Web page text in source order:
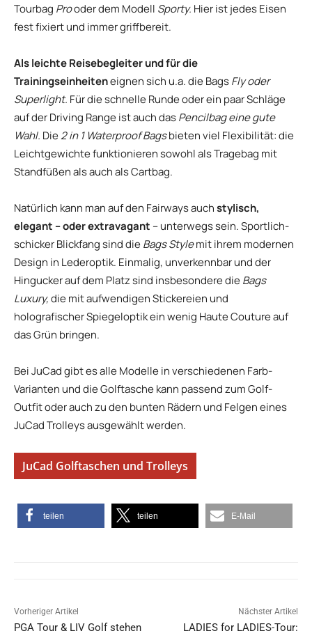
Tourbag Prooder dem Modell Sporty. Hier ist jedes Eisen
fest fixiert und immer griffbereit.
Als leichte Reisebegleiter und für die
Trainingseinheiteneignen sich u.a. die BagsFly oder
Superlight. Für die schnelle Runde oder ein paar Schläge
auf der Driving Range ist auch dasPencilbag eine gute
Wahl. Die2 in 1 Waterproof Bagsbieten viel Flexibilität: die
Leichtgewichte funktionieren sowohl als Tragebag mit
Standfüßen als auch als Cartbag.
Natürlich kann man auf den Fairways auchstylisch,
elegant – oder extravagant – unterwegs sein. Sportlich-
schicker Blickfang sind dieBags Stylemit ihrem modernen
Design in Lederoptik. Einmalig, unverkennbar und der
Hingucker auf dem Platz sind insbesondere dieBags
Luxury,die mit aufwendigen Stickereien und
holografischer Spiegeloptik ein wenig Haute Couture auf
das Grün bringen.
Bei JuCad gibt es alle Modelle in verschiedenen Farb-
Varianten und die Golftasche kann passend zum Golf-
Outfit oder auch zu den bunten Rädern und Felgen eines
JuCad Trolleys ausgewählt werden.
JuCad Golftaschen und Trolleys
teilen teilen E-Mail
Vorheriger Artikel
PGA Tour & LIV Golf stehen
Nächster Artikel
LADIES for LADIES-Tour: